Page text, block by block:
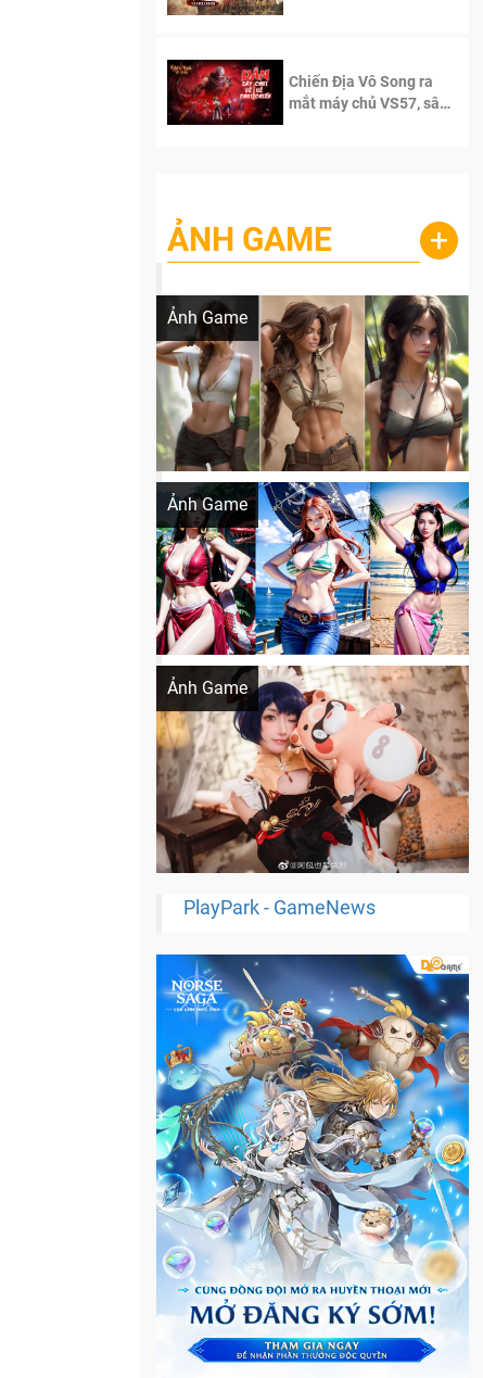
Chiến Địa Vô Song ra
mắt máy chủ VS57, sân
ẢNH GAME +
Ảnh Game
Lala Croft vừa nóng vừa xinh dưới nét vẽ
Ảnh Game
Khi AI Cosplay gái đẹp One Piece
Ảnh Game
Cosplay Xiangling siêu cute
PlayPark - GameNews